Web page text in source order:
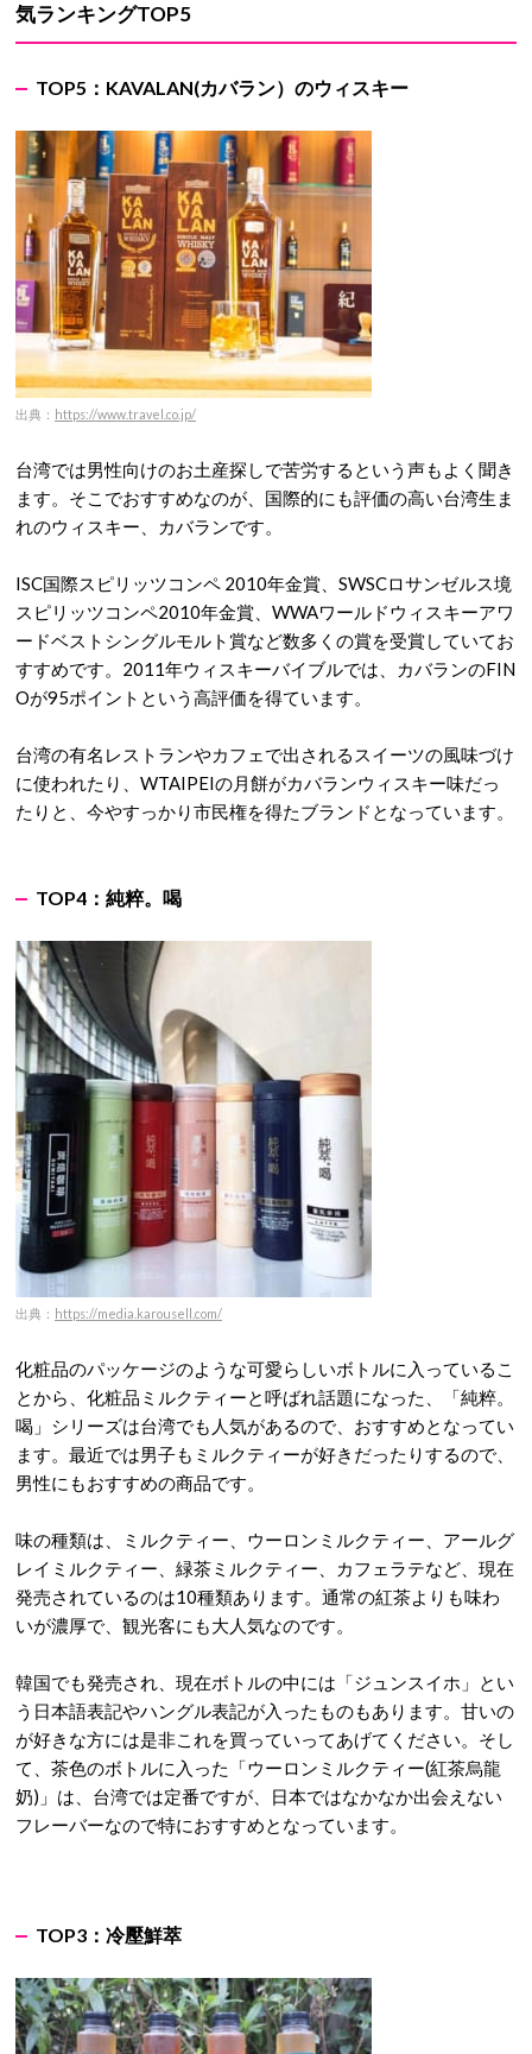
気ランキングTOP5
TOP5： KAVALAN(カバラン）のウィスキー
出典： https://www.travel.co.jp/
台湾では男性向けのお土産探しで苦労するという声もよく聞き
ます。そこでおすすめなのが、国際的にも評価の高い台湾生ま
れのウィスキー、カバランです。
ISC国際スピリッツコンペ 2010年金賞、SWSCロサンゼルス境
スピリッツコンペ2010年金賞、WWAワールドウィスキーアワ
ードベストシングルモルト賞など数多くの賞を受賞していてお
すすめです。2011年ウィスキーバイブルでは、カバランのFIN
Oが95ポイントという高評価を得ています。
台湾の有名レストランやカフェで出されるスイーツの風味づけ
に使われたり、WTAIPEIの月餅がカバランウィスキー味だっ
たりと、今やすっかり市民権を得たブランドとなっています。
TOP4： 純粹。喝
出典： https://media.karousell.com/
化粧品のパッケージのような可愛らしいボトルに入っているこ
とから、化粧品ミルクティーと呼ばれ話題になった、「純粹。
喝」シリーズは台湾でも人気があるので、おすすめとなってい
ます。最近では男子もミルクティーが好きだったりするので、
男性にもおすすめの商品です。
味の種類は、ミルクティー、ウーロンミルクティー、アールグ
レイミルクティー、緑茶ミルクティー、カフェラテなど、現在
発売されているのは10種類あります。通常の紅茶よりも味わ
いが濃厚で、観光客にも大人気なのです。
韓国でも発売され、現在ボトルの中には「ジュンスイホ」とい
う日本語表記やハングル表記が入ったものもあります。甘いの
が好きな方には是非これを買っていってあげてください。そし
て、茶色のボトルに入った「ウーロンミルクティー(紅茶烏龍
奶)」は、台湾では定番ですが、日本ではなかなか出会えない
フレーバーなので特におすすめとなっています。
TOP3： 冷壓鮮萃